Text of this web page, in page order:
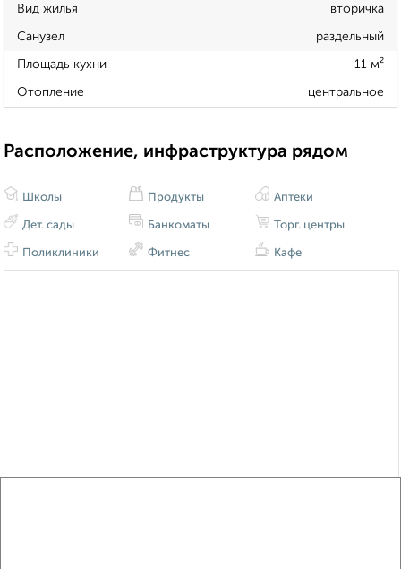
Вид жилья вторичка
Санузел раздельный
Площадь кухни 11 м²
Отопление центральное
Расположение, инфраструктура рядом
Школы
Дет. сады
Поликлиники
Продукты
Банкоматы
Фитнес
Аптеки
Торг. центры
Кафе